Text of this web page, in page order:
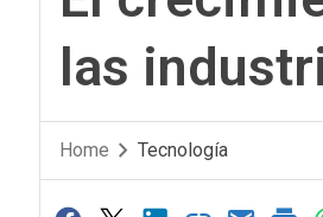
las
Home Tecnología